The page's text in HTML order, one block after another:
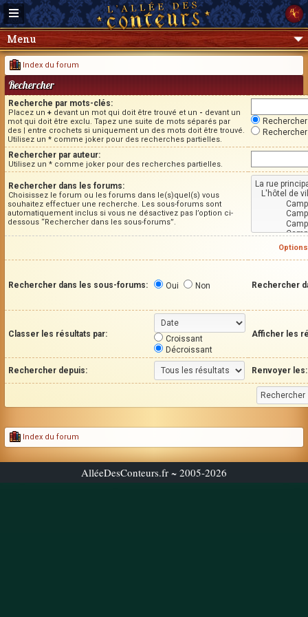
Menu
Index du forum
Rechercher
Recherche par mots-clés:
Placez un + devant un mot qui doit être trouvé et un - devant un
mot qui doit être exclu. Tapez une suite de mots séparés par
des | entre crochets si uniquement un des mots doit être trouvé.
Utilisez un * comme joker pour des recherches partielles.
Rechercher par auteur:
Utilisez un * comme joker pour des recherches partielles.
Rechercher dans les forums:
Choisissez le forum ou les forums dans le(s)quel(s) vous
souhaitez effectuer une recherche. Les sous-forums sont
automatiquement inclus si vous ne désactivez pas l’option ci-
dessous “Rechercher dans les sous-forums”.
Rechercher dans les sous-forums: Oui Non Rechercher
Classer les résultats par:
Croissant
Décroissant
Afficher les
Rechercher depuis: Renvoyer les:
Index du forum
AlléeDesConteurs.fr ~ 2005-2026